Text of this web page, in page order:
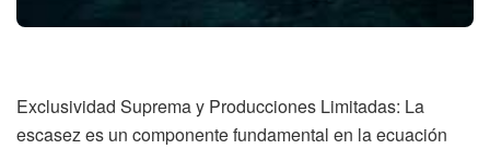
Exclusividad Suprema y Producciones Limitadas: La
escasez es un componente fundamental en la ecuación